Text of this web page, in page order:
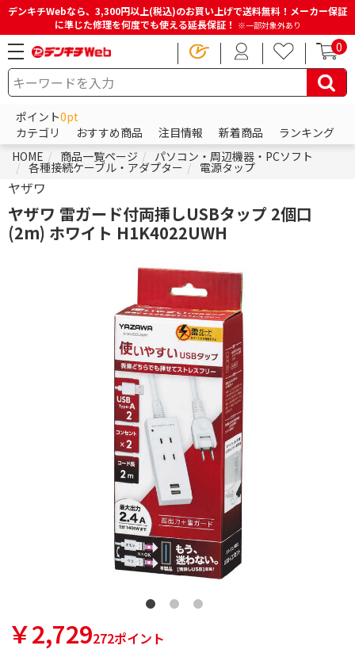
デンキチWebなら、3,300円以上(税込)のお買い上げで送料無料！メーカー保証
に準じた修理を何度でも使える延長保証！ ※一部対象外あり
0
ポイント0pt
カテゴリ
おすすめ商品 注目情報 新着商品
ランキング
HOME
商品一覧ページ パソコン・周辺機器・PCソフト
各種接続ケーブル・アダプター 電源タップ
ヤザワ
ヤザワ 雷ガード付両挿しUSBタップ 2個口
(2m) ホワイト H1K4022UWH
￥2,729272ポイント